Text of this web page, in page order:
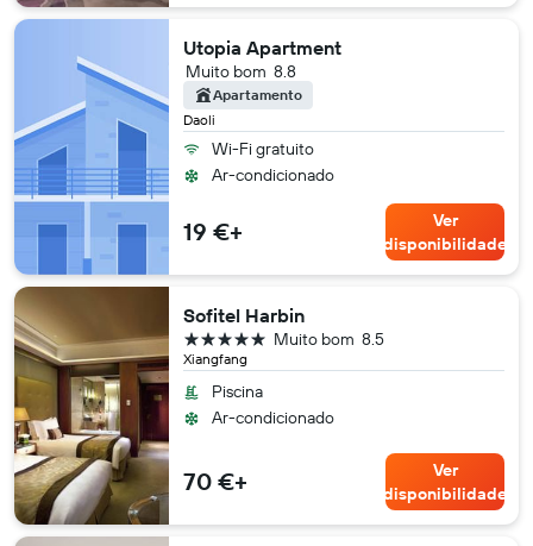
Utopia Apartment
Daoli
8.8
Muito bom
Apartamento
Wi-Fi gratuito
Ar-condicionado
19 €+
Ver
disponibilidade
Sofitel Harbin
Xiangfang
8.5
Muito bom
5 estrelas
Piscina
Ar-condicionado
70 €+
Ver
disponibilidade